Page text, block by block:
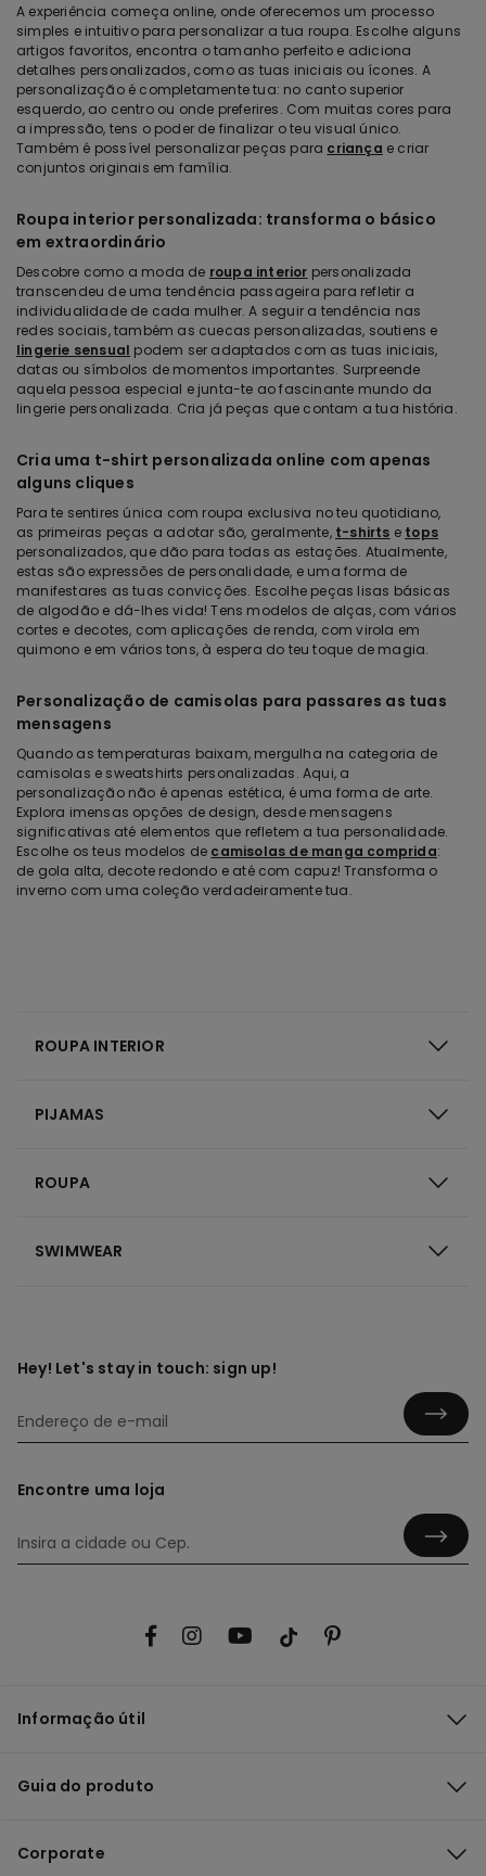
A experiência começa online, onde oferecemos um processo
simples e intuitivo para personalizar a tua roupa. Escolhe alguns
artigos favoritos, encontra o tamanho perfeito e adiciona
detalhes personalizados, como as tuas iniciais ou ícones. A
personalização é completamente tua: no canto superior
esquerdo, ao centro ou onde preferires. Com muitas cores para
a impressão, tens o poder de finalizar o teu visual único.
Também é possível personalizar peças para criança e criar
conjuntos originais em família.
Roupa interior personalizada: transforma o básico
em extraordinário
Descobre como a moda de roupa interior personalizada
transcendeu de uma tendência passageira para refletir a
individualidade de cada mulher. A seguir a tendência nas
redes sociais, também as cuecas personalizadas, soutiens e
lingerie sensual podem ser adaptados com as tuas iniciais,
datas ou símbolos de momentos importantes. Surpreende
aquela pessoa especial e junta-te ao fascinante mundo da
lingerie personalizada. Cria já peças que contam a tua história.
Cria uma t-shirt personalizada online com apenas
alguns cliques
Para te sentires única com roupa exclusiva no teu quotidiano,
as primeiras peças a adotar são, geralmente, t-shirts e tops
personalizados, que dão para todas as estações. Atualmente,
estas são expressões de personalidade, e uma forma de
manifestares as tuas convicções. Escolhe peças lisas básicas
de algodão e dá-lhes vida! Tens modelos de alças, com vários
cortes e decotes, com aplicações de renda, com virola em
quimono e em vários tons, à espera do teu toque de magia.
Personalização de camisolas para passares as tuas
mensagens
Quando as temperaturas baixam, mergulha na categoria de
camisolas e sweatshirts personalizadas. Aqui, a
personalização não é apenas estética, é uma forma de arte.
Explora imensas opções de design, desde mensagens
significativas até elementos que refletem a tua personalidade.
Escolhe os teus modelos de camisolas de manga comprida:
de gola alta, decote redondo e até com capuz! Transforma o
inverno com uma coleção verdadeiramente tua.
ROUPA INTERIOR
PIJAMAS
ROUPA
SWIMWEAR
Hey! Let's stay in touch: sign up!
Encontre uma loja
Informação útil
Guia do produto
Corporate